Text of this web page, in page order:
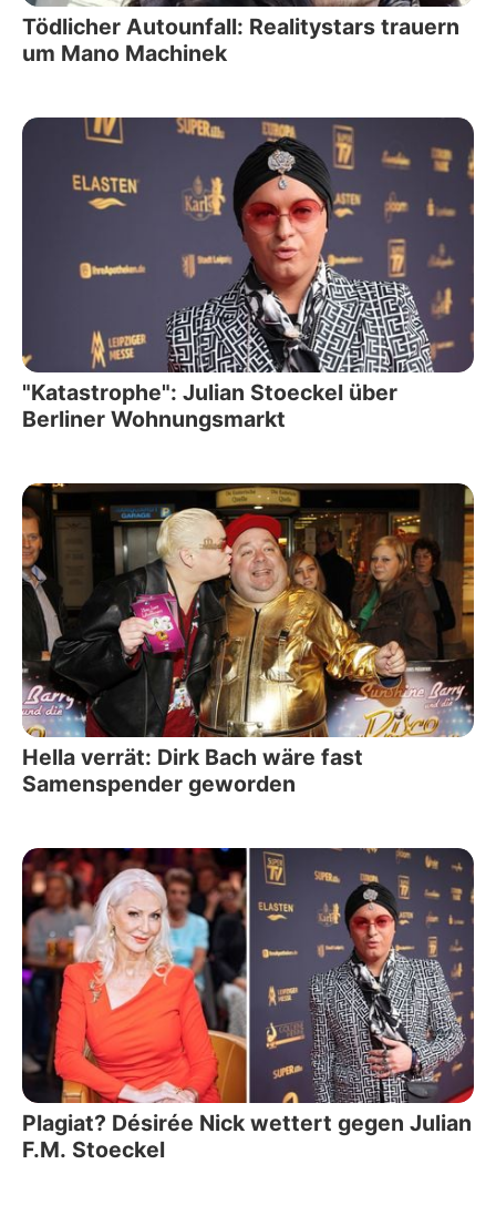
Tödlicher Autounfall: Realitystars trauern
um Mano Machinek
"Katastrophe": Julian Stoeckel über
Berliner Wohnungsmarkt
Hella verrät: Dirk Bach wäre fast
Samenspender geworden
Plagiat? Désirée Nick wettert gegen Julian
F.M. Stoeckel